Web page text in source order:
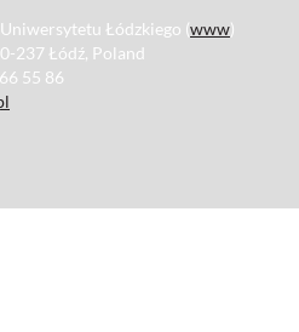
Łódzkiego (www)
237 Łódź, Poland
55 86